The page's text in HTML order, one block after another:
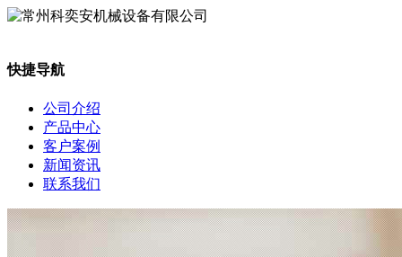
快捷导航
公司介绍
产品中心
客户案例
新闻资讯
联系我们